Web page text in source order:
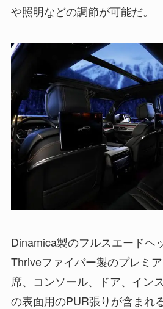
や照明などの調節が可能だ。
Dinamica製のフルスエードヘ
Thriveファイバー製のプレミ
席、コンソール、ドア、イン
の表面用のPUR張りが含まれ